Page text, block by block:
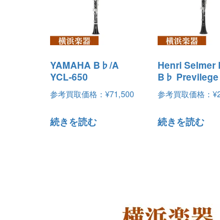
YAMAHA B♭/A
YCL-650
参考買取価格： ¥71,500
続きを読む
Henri Selmer
B♭ Previlege
参考買取価格：¥
続きを読む